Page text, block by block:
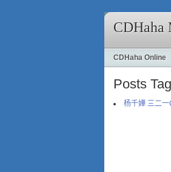
CDHaha
CDHaha Online
Posts
杨千嬅 三二